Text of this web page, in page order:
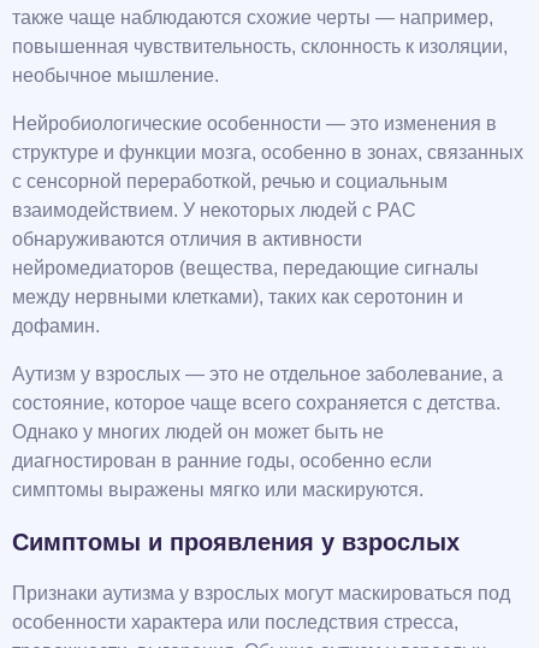
также чаще наблюдаются схожие черты — например,
повышенная чувствительность, склонность к изоляции,
необычное мышление.
Нейробиологические особенности — это изменения в
структуре и функции мозга, особенно в зонах, связанных
с сенсорной переработкой, речью и социальным
взаимодействием. У некоторых людей с РАС
обнаруживаются отличия в активности
нейромедиаторов (вещества, передающие сигналы
между нервными клетками), таких как серотонин и
дофамин.
Аутизм у взрослых — это не отдельное заболевание, а
состояние, которое чаще всего сохраняется с детства.
Однако у многих людей он может быть не
диагностирован в ранние годы, особенно если
симптомы выражены мягко или маскируются.
Симптомы и проявления у взрослых
Признаки аутизма у взрослых могут маскироваться под
особенности характера или последствия стресса,